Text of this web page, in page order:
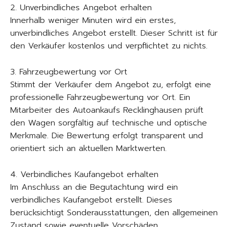
2. Unverbindliches Angebot erhalten
Innerhalb weniger Minuten wird ein erstes,
unverbindliches Angebot erstellt. Dieser Schritt ist für
den Verkäufer kostenlos und verpflichtet zu nichts.
3. Fahrzeugbewertung vor Ort
Stimmt der Verkäufer dem Angebot zu, erfolgt eine
professionelle Fahrzeugbewertung vor Ort. Ein
Mitarbeiter des Autoankaufs Recklinghausen prüft
den Wagen sorgfältig auf technische und optische
Merkmale. Die Bewertung erfolgt transparent und
orientiert sich an aktuellen Marktwerten.
4. Verbindliches Kaufangebot erhalten
Im Anschluss an die Begutachtung wird ein
verbindliches Kaufangebot erstellt. Dieses
berücksichtigt Sonderausstattungen, den allgemeinen